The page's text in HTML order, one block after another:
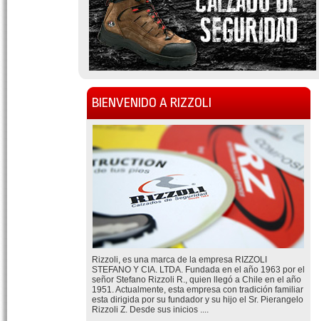
BIENVENIDO A RIZZOLI
Rizzoli, es una marca de la empresa RIZZOLI
STEFANO Y CIA. LTDA. Fundada en el año 1963 por el
señor Stefano Rizzoli R., quien llegó a Chile en el año
1951. Actualmente, esta empresa con tradición familiar
esta dirigida por su fundador y su hijo el Sr. Pierangelo
Rizzoli Z. Desde sus inicios ....